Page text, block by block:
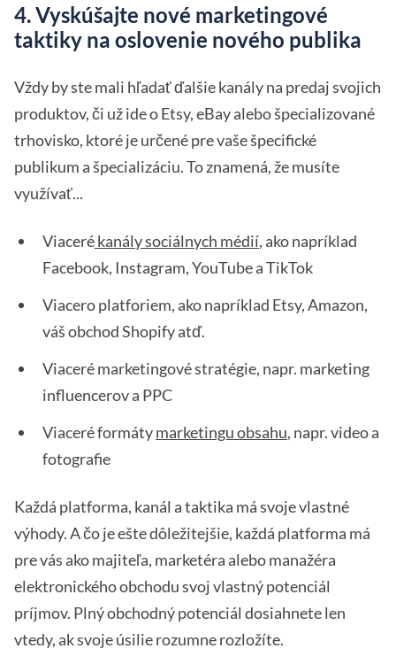
4. Vyskúšajte nové marketingové
taktiky na oslovenie nového publika
Vždy by ste mali hľadať ďalšie kanály na predaj svojich
produktov, či už ide o Etsy, eBay alebo špecializované
trhovisko, ktoré je určené pre vaše špecifické
publikum a špecializáciu. To znamená, že musíte
využívať...
Viacerékanály sociálnych médií, ako napríklad
Facebook, Instagram, YouTube a TikTok
Viacero platforiem, ako napríklad Etsy, Amazon,
váš obchod Shopify atď.
Viaceré marketingové stratégie, napr. marketing
influencerov a PPC
Viaceré formátymarketingu obsahu, napr. video a
fotografie
Každá platforma, kanál a taktika má svoje vlastné
výhody. A čo je ešte dôležitejšie, každá platforma má
pre vás ako majiteľa, marketéra alebo manažéra
elektronického obchodu svoj vlastný potenciál
príjmov. Plný obchodný potenciál dosiahnete len
vtedy, ak svoje úsilie rozumne rozložíte.